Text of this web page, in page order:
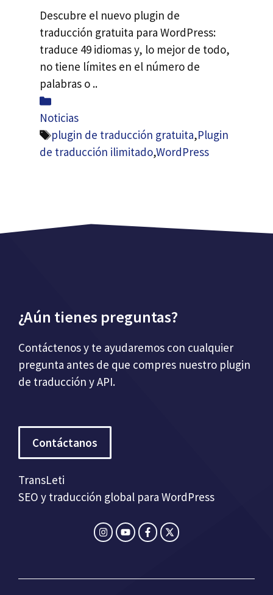
Descubre el nuevo plugin de
traducción gratuita para WordPress:
traduce 49 idiomas y, lo mejor de todo,
no tiene límites en el número de
palabras o ..
Categorías
Noticias
Etiquetas
plugin de traducción gratuita,Plugin
de traducción ilimitado,WordPress
¿Aún tienes preguntas?
Contáctenos y te ayudaremos con cualquier
pregunta antes de que compres nuestro plugin
de traducción y API.
Contáctanos
TransLeti
SEO y traducción global para WordPress